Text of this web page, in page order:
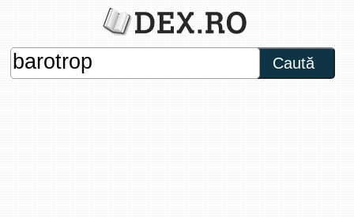
Caută